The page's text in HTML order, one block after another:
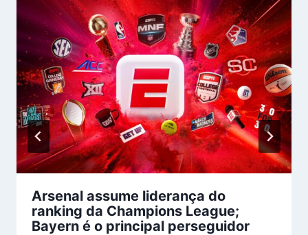
Arsenal assume liderança do
ranking da Champions League;
Bayern é o principal perseguidor